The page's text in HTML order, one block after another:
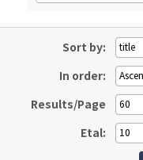
Sort by:
In order:
Results/Page
Etal: